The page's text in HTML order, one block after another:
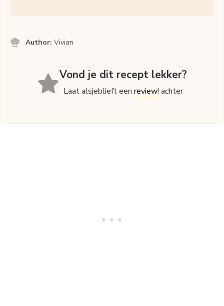
Author:Vivian
Vond je dit recept lekker?
Laat alsjeblieft eenreview! achter